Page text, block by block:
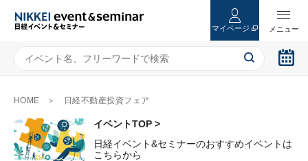
マイページ
HOME 日経不動産投資フェア
イベントTOP >
日経イベント&セミナーのおすすめイベントは
こちらから